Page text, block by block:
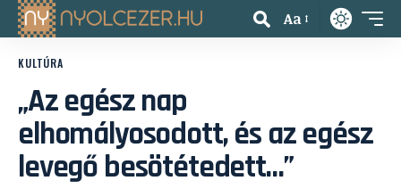
Aa
KULTÚRA
„Az egész nap
elhomályosodott, és az egész
levegő besötétedett…”